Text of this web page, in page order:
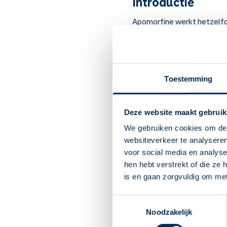
Toestemming
Deze website maakt
We gebruiken cookies om
websiteverkeer te
voor social media en
hen hebt verstrekt of die ze
is en gaan zorgvuldig om
Noodzakelijk
Apomorfine werkt
Apomorfine werkt
moet injecteren. En
U kunt last krijgen van
pijn. Verder
U kunt ook last krijgen
medicijn mag u de
bijwerkingen. Als u last
Niet gebruiken als u
Geef geen
bekend dat dit